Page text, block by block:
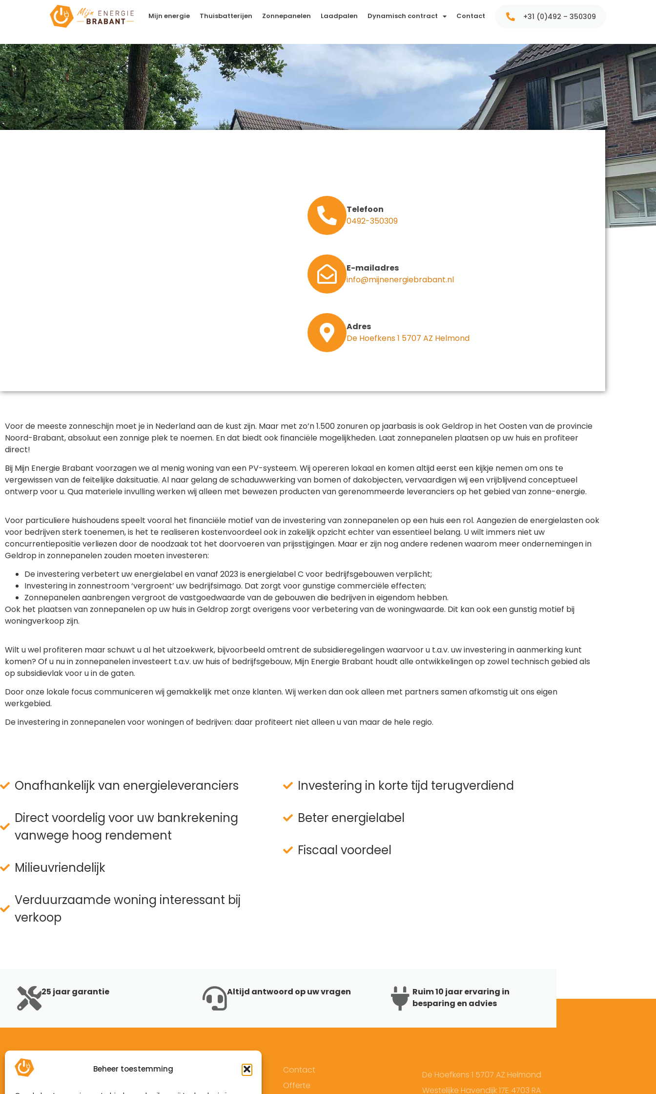
Beheer toestemming
Mijn energie Thuisbatterijen Zonnepanelen Laadpalen Dynamisch contract Contact +31 (0)492 – 350309
Telefoon
0492-350309
E-mailadres
info@mijnenergiebrabant.nl
Adres
De Hoefkens 1 5707 AZ Helmond
Voor de meeste zonneschijn moet je in Nederland aan de kust zijn. Maar met zo’n 1.500 zonuren op jaarbasis is ook Geldrop in het Oosten van de provincie
Noord-Brabant, absoluut een zonnige plek te noemen. En dat biedt ook financiële mogelijkheden. Laat zonnepanelen plaatsen op uw huis en profiteer
direct!
Bij Mijn Energie Brabant voorzagen we al menig woning van een PV-systeem. Wij opereren lokaal en komen altijd eerst een kijkje nemen om ons te
vergewissen van de feitelijke daksituatie. Al naar gelang de schaduwwerking van bomen of dakobjecten, vervaardigen wij een vrijblijvend conceptueel
ontwerp voor u. Qua materiele invulling werken wij alleen met bewezen producten van gerenommeerde leveranciers op het gebied van zonne-energie.
Voor particuliere huishoudens speelt vooral het financiële motief van de investering van zonnepanelen op een huis een rol. Aangezien de energielasten ook
voor bedrijven sterk toenemen, is het te realiseren kostenvoordeel ook in zakelijk opzicht echter van essentieel belang. U wilt immers niet uw
concurrentiepositie verliezen door de noodzaak tot het doorvoeren van prijsstijgingen. Maar er zijn nog andere redenen waarom meer ondernemingen in
Geldrop in zonnepanelen zouden moeten investeren:
De investering verbetert uw energielabel en vanaf 2023 is energielabel C voor bedrijfsgebouwen verplicht;
Investering in zonnestroom ‘vergroent’ uw bedrijfsimago. Dat zorgt voor gunstige commerciële effecten;
Zonnepanelen aanbrengen vergroot de vastgoedwaarde van de gebouwen die bedrijven in eigendom hebben.
Ook het plaatsen van zonnepanelen op uw huis in Geldrop zorgt overigens voor verbetering van de woningwaarde. Dit kan ook een gunstig motief bij
woningverkoop zijn.
Wilt u wel profiteren maar schuwt u al het uitzoekwerk, bijvoorbeeld omtrent de subsidieregelingen waarvoor u t.a.v. uw investering in aanmerking kunt
komen? Of u nu in zonnepanelen investeert t.a.v. uw huis of bedrijfsgebouw, Mijn Energie Brabant houdt alle ontwikkelingen op zowel technisch gebied als
op subsidievlak voor u in de gaten.
Door onze lokale focus communiceren wij gemakkelijk met onze klanten. Wij werken dan ook alleen met partners samen afkomstig uit ons eigen
werkgebied.
De investering in zonnepanelen voor woningen of bedrijven: daar profiteert niet alleen u van maar de hele regio.
Onafhankelijk van energieleveranciers
Direct voordelig voor uw bankrekening
vanwege hoog rendement
Milieuvriendelijk
Verduurzaamde woning interessant bij
verkoop
Investering in korte tijd terugverdiend
Beter energielabel
Fiscaal voordeel
25 jaar garantie Altijd antwoord op uw vragen
Ruim 10 jaar ervaring in
besparing en advies
Home
Mijn energie
Contact
Offerte
De Hoefkens 1 5707 AZ Helmond
Westelijke Havendijk 17E 4703 RA